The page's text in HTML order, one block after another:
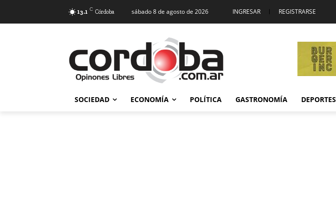
13.1 C Córdoba sábado 8 de agosto de 2026 INGRESAR | REGISTRARSE
SOCIEDAD ECONOMÍA POLÍTICA GASTRONOMÍA DEPORTES